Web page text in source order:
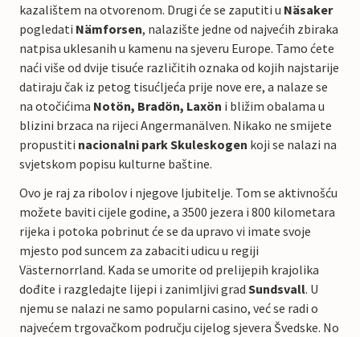
kazalištem na otvorenom. Drugi će se zaputiti u Näsaker
pogledati Nämforsen, nalazište jedne od najvećih zbiraka
natpisa uklesanih u kamenu na sjeveru Europe. Tamo ćete
naći više od dvije tisuće različitih oznaka od kojih najstarije
datiraju čak iz petog tisućljeća prije nove ere, a nalaze se
na otočićima Notön, Bradön, Laxön i bližim obalama u
blizini brzaca na rijeci Angermanälven. Nikako ne smijete
propustiti nacionalni park Skuleskogen koji se nalazi na
svjetskom popisu kulturne baštine.
Ovo je raj za ribolov i njegove ljubitelje. Tom se aktivnošću
možete baviti cijele godine, a 3500 jezera i 800 kilometara
rijeka i potoka pobrinut će se da upravo vi imate svoje
mjesto pod suncem za zabaciti udicu u regiji
Västernorrland. Kada se umorite od prelijepih krajolika
dođite i razgledajte lijepi i zanimljivi grad Sundsvall. U
njemu se nalazi ne samo popularni casino, već se radi o
najvećem trgovačkom području cijelog sjevera Švedske. No